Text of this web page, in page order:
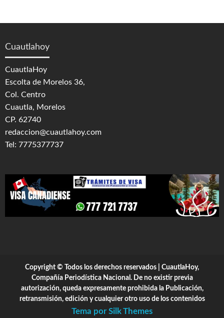
Cuautlahoy
CuautlaHoy
Escolta de Morelos 36,
Col. Centro
Cuautla, Morelos
CP. 62740
redaccion@cuautlahoy.com
Tel: 7775377737
Copyright © Todos los derechos reservados | CuautlaHoy,
Compañía Periodística Nacional. De no existir previa
autorización, queda expresamente prohibida la Publicación,
retransmisión, edición y cualquier otro uso de los contenidos
Tema por Silk Themes